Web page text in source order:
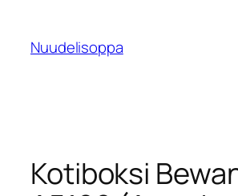
content
Nuudelisoppa
Kotiboksi